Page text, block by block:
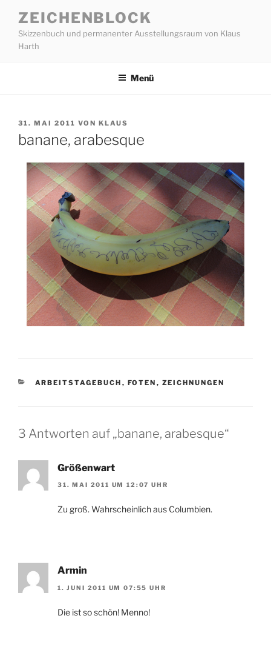
Inhalt
springen
ZEICHENBLOCK
Skizzenbuch und permanenter Ausstellungsraum von Klaus
Harth
Menü
VERÖFFENTLICHT
AM
31. MAI 2011 VON KLAUS
banane, arabesque
KATEGORIEN
ARBEITSTAGEBUCH , FOTEN , ZEICHNUNGEN
3 Antworten auf „banane, arabesque“
Größenwart
31. MAI 2011 UM 12:07 UHR
Zu groß. Wahrscheinlich aus Columbien.
Armin
1. JUNI 2011 UM 07:55 UHR
Die ist so schön! Menno!